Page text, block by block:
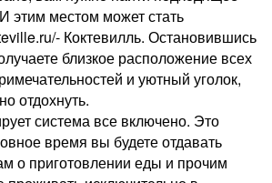
этим местом может стать
Коктевилль. Остановившись
близкое расположение всех
и уютный уголок,
отдохнуть.
система все включено. Это
время вы будете отдавать
о приготовлении еды и прочим